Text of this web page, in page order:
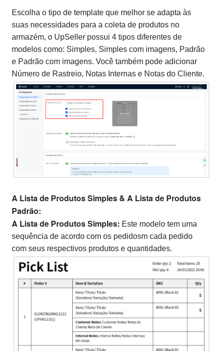
Escolha o tipo de template que melhor se adapta às
suas necessidades para a coleta de produtos no
armazém, o UpSeller possui 4 tipos diferentes de
modelos como: Simples, Simples com imagens, Padrão
e Padrão com imagens. Você também pode adicionar
Número de Rastreio, Notas Internas e Notas do Cliente.
A Lista de Produtos Simples & A Lista de Produtos
Padrão:
A Lista de Produtos Simples: Este modelo tem uma
sequência de acordo com os pedidosm cada pedido
com seus respectivos produtos e quantidades.